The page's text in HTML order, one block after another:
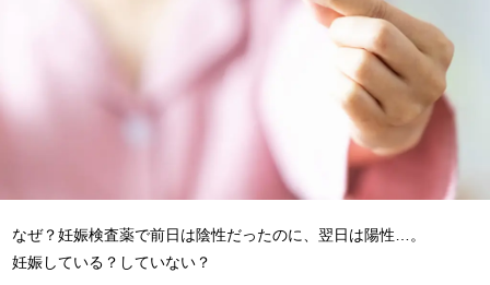
なぜ？妊娠検査薬で前日は陰性だったのに、翌日は陽性…。
妊娠している？していない？